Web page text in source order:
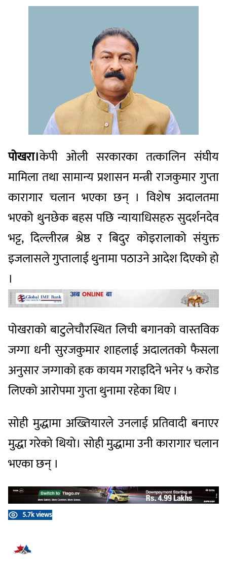
पोखरा।केपी ओली सरकारका तत्कालिन संघीय
मामिला तथा सामान्य प्रशासन मन्त्री राजकुमार गुप्ता
कारागार चलान भएका छन् । विशेष अदालतमा
भएको थुनछेक बहस पछि न्यायाधिसहरु सुदर्शनदेव
भट्ट, दिल्लीरत्न श्रेष्ठ र बिदुर कोइरालाको संयुक्त
इजलासले गुप्तालाई थुनामा पठाउने आदेश दिएको हो
।
पोखराको बाटुलेचौरस्थित लिची बगानको वास्तविक
जग्गा धनी सुरजकुमार शाहलाई अदालतको फैसला
अनुसार जग्गाको हक कायम गराइदिने भनेर ५ करोड
लिएको आरोपमा गुप्ता थुनामा रहेका थिए ।
सोही मुद्धामा अख्तियारले उनलाई प्रतिवादी बनाएर
मुद्धा गरेको थियो। सोही मुद्धामा उनी कारागार चलान
भएका छन् ।
5.7k views